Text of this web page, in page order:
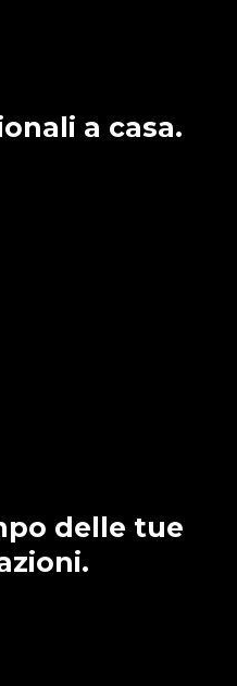
a casa.